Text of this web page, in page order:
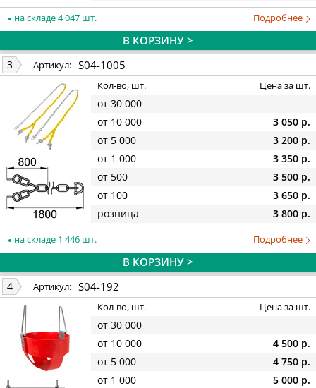
на складе 4 047 шт. Подробнее
В КОРЗИНУ >
3 Артикул: S04-1005
Кол-во, шт. Цена за шт.
от 30 000
от 10 000
3 050 р.
от 5 000
3 200 р.
от 1 000
3 350 р.
от 500
3 500 р.
от 100
3 650 р.
розница
3 800 р.
на складе 1 446 шт. Подробнее
В КОРЗИНУ >
4 Артикул: S04-192
Кол-во, шт. Цена за шт.
от 30 000
от 10 000
4 500 р.
от 5 000
4 750 р.
от 1 000
5 000 р.